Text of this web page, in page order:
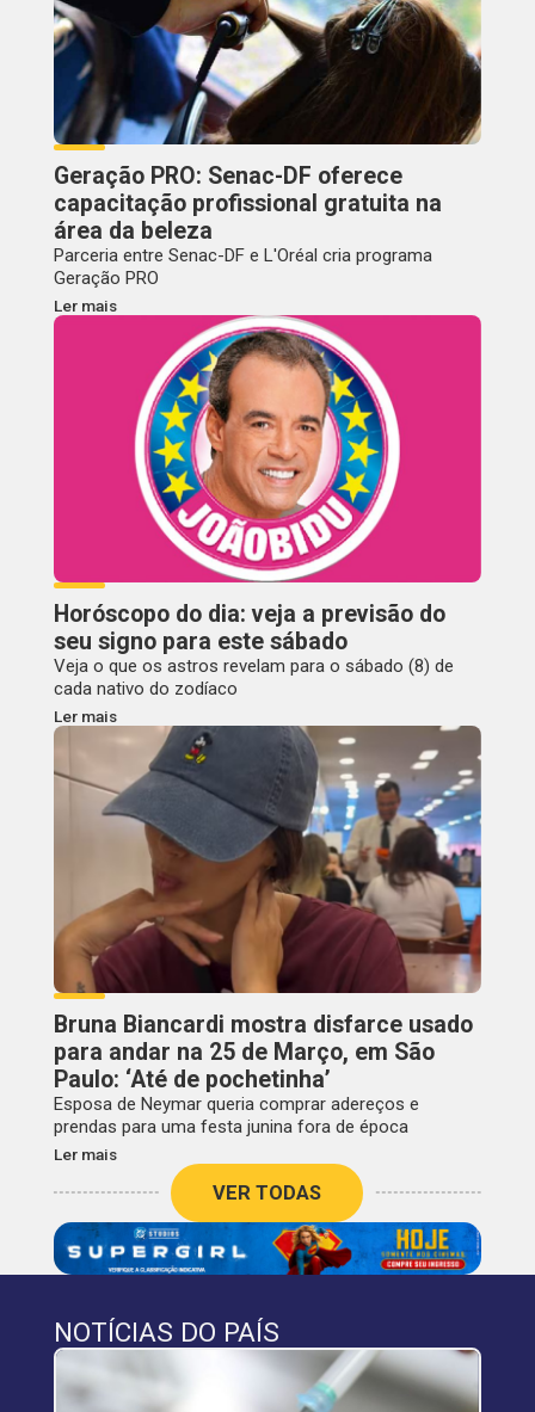
Geração PRO: Senac-DF oferece
capacitação profissional gratuita na
área da beleza
Parceria entre Senac-DF e L'Oréal cria programa
Geração PRO
Ler mais
Horóscopo do dia: veja a previsão do
seu signo para este sábado
Veja o que os astros revelam para o sábado (8) de
cada nativo do zodíaco
Ler mais
Bruna Biancardi mostra disfarce usado
para andar na 25 de Março, em São
Paulo: ‘Até de pochetinha’
Esposa de Neymar queria comprar adereços e
prendas para uma festa junina fora de época
Ler mais
VER TODAS
NOTÍCIAS DO PAÍS